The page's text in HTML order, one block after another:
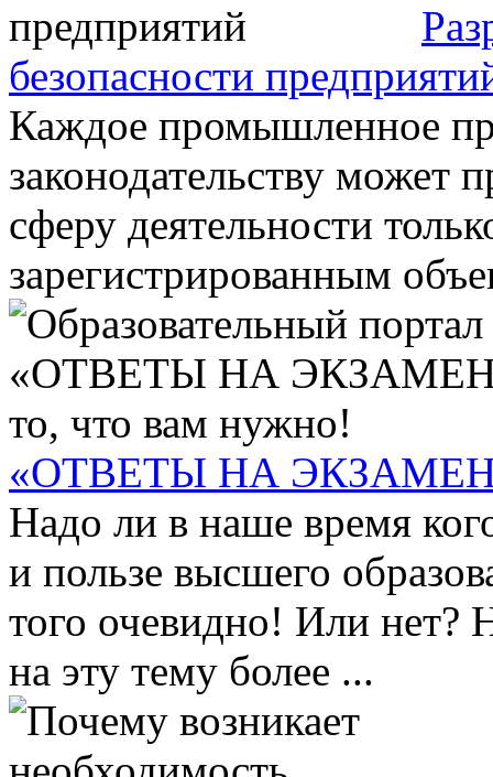
безопасности
Каждое промышленное
законодательству может
сферу деятельности
зарегистрированным
«ОТВЕТЫ НА
Надо ли в наше время
и пользе высшего
того очевидно! Или нет?
на эту тему более ...